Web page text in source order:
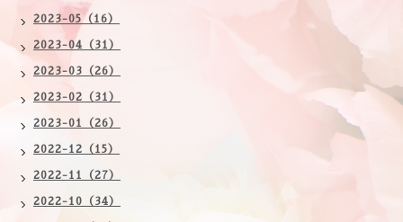
2023-05（16）
2023-04（31）
2023-03（26）
2023-02（31）
2023-01（26）
2022-12（15）
2022-11（27）
2022-10（34）